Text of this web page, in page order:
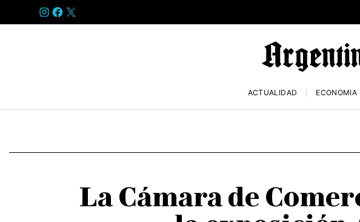
INSTAGRAM
FACEBOOK
X
ACTUALIDAD ECONOMÍA
La Cámara de